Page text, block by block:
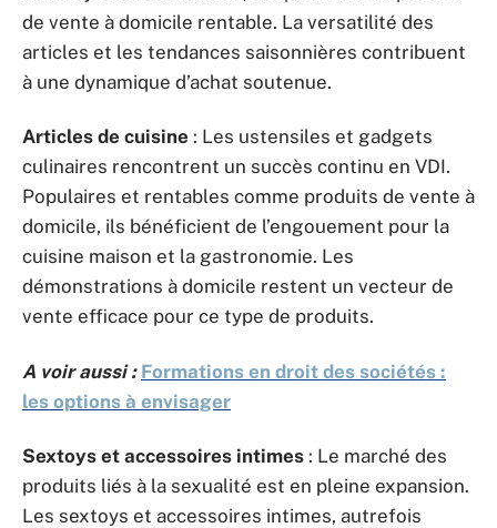
de vente à domicile rentable. La versatilité des
articles et les tendances saisonnières contribuent
à une dynamique d’achat soutenue.
Articles de cuisine : Les ustensiles et gadgets
culinaires rencontrent un succès continu en VDI.
Populaires et rentables comme produits de vente à
domicile, ils bénéficient de l’engouement pour la
cuisine maison et la gastronomie. Les
démonstrations à domicile restent un vecteur de
vente efficace pour ce type de produits.
A voir aussi : Formations en droit des sociétés :
les options à envisager
Sextoys et accessoires intimes : Le marché des
produits liés à la sexualité est en pleine expansion.
Les sextoys et accessoires intimes, autrefois